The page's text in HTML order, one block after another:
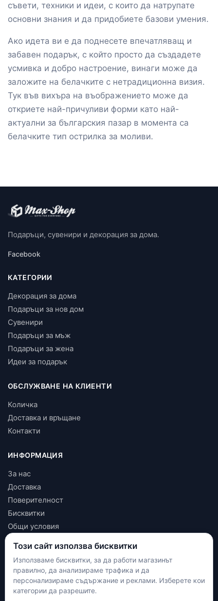
съвети, техники и идеи, с които да натрупате
основни знания и да придобиете базови умения.
Ако идета ви е да поднесете впечатляващ и
забавен подарък, с който просто да създадете
усмивка и добро настроение, винаги може да
заложите на белачките с нетрадиционна визия.
Тук във вихъра на въображението може да
откриете най-причуливи форми като най-
актуални за българския пазар в момента са
белачките тип острилка за моливи.
Подаръци, сувенири и декорация за дома.
Facebook
КАТЕГОРИИ
Декорация за дома
Подаръци за нов дом
Сувенири
Подаръци за мъж
Подаръци за жена
Идеи за подарък
ОБСЛУЖВАНЕ НА КЛИЕНТИ
Количка
Доставка и връщане
Контакти
ИНФОРМАЦИЯ
За нас
Доставка
Поверителност
Бисквитки
Общи условия
КОНТАКТИ
+(359) 898 719431
contact.maxshop.bg@gmail.com
улица Панайот Волов 42, Шумен
Този сайт използва бисквитки
Използваме бисквитки, за да работи магазинът
правилно, да анализираме трафика и да
персонализираме съдържание и реклами. Изберете кои
категории да разрешите.